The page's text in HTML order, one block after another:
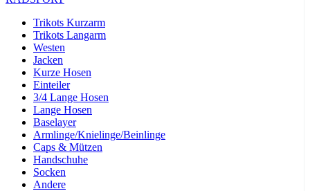
Trikots Kurzarm
Trikots Langarm
Westen
Jacken
Kurze Hosen
Einteiler
3/4 Lange Hosen
Lange Hosen
Baselayer
Armlinge/Knielinge/Beinlinge
Caps & Mützen
Handschuhe
Socken
Andere